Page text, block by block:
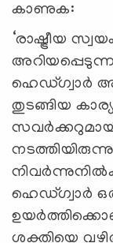
കാണുക:
‘രാഷ്ട്രീയ
ഹെഡ്ഗ്വാര്‍
തുടങ്ങിയ
ഹെഡ്ഗ്വാര്‍ ഒരു
ശക്തിയെ